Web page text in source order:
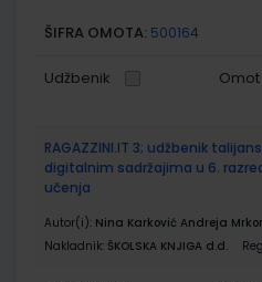
ŠIFRA OMOTA: 500164
Udžbenik Omot
RAGAZZINI.IT 3; udžbenik
digitalnim sadržajima u 6.
učenja
Autor(i): Nina Karković Andreja
Nakladnik: ŠKOLSKA KNJIGA d.d.